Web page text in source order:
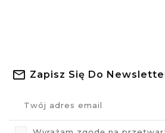
Zapisz Się Do